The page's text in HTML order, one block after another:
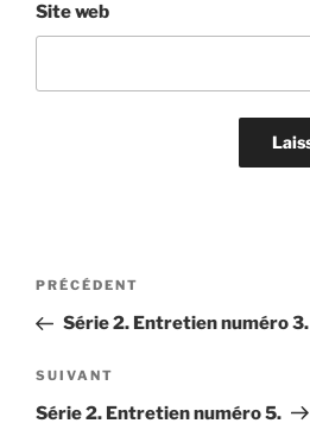
Site web
Navigation
l’article
Article
précédent
PRÉCÉDENT
Série 2. Entretien numéro 3.
Article
suivant
SUIVANT
Série 2. Entretien numéro 5.